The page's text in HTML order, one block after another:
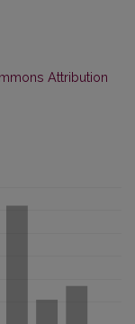
Attribution